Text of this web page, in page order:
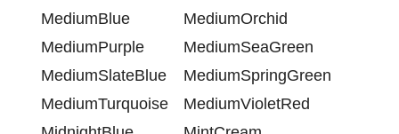
MediumBlue
MediumOrchid
MediumPurple
MediumSeaGreen
MediumSlateBlue
MediumSpringGreen
MediumTurquoise
MediumVioletRed